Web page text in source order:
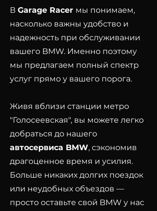
В Garage Racer мы понимаем,
насколько важны удобство и
надежность при обслуживании
вашего BMW. Именно поэтому
мы предлагаем полный спектр
услуг прямо у вашего порога.
Живя вблизи станции метро
"Голосеевская", вы можете легко
добраться до нашего
автосервиса BMW, сэкономив
драгоценное время и усилия.
Больше никаких долгих поездок
или неудобных объездов —
просто оставьте свой BMW у нас